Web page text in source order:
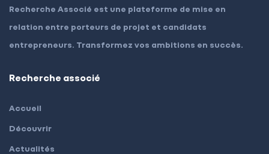
Recherche Associé est une plateforme de mise en
relation entre porteurs de projet et candidats
entrepreneurs. Transformez vos ambitions en succès.
Recherche associé
Accueil
Découvrir
Actualités